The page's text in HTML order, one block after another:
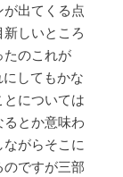
出てくる点
しいところ
たのこれが
してもかな
については
とか意味わ
がらそこに
ですが三部